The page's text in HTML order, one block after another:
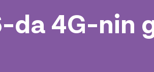
da 4G-nin